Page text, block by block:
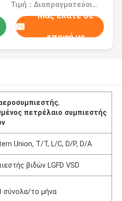
Τιμή：Διαπραγματεύσιμος
Μας ελάτε σε
επαφή με
,
πετρέλαιο συμπιεστής
Union, T/T, L/C, D/P, D/A
βιδών LGFD VSD
σύνολα/το μήνα